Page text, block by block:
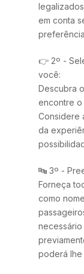
em conta
👉 2º -
você:
Descubra
encontre o
Considere
da
🔤 3º -
Forneça
como
poderá lhe